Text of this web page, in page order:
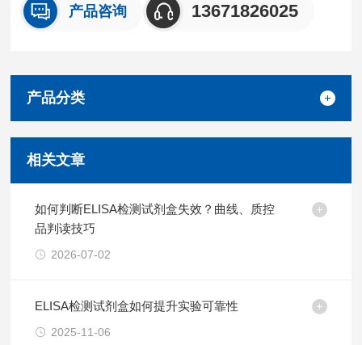
产品咨询 13671826025
产品分类
相关文章
如何判断ELISA检测试剂盒失效？曲线、质控
品判读技巧
2026-07-02
ELISA检测试剂盒如何提升实验可靠性
2025-11-06